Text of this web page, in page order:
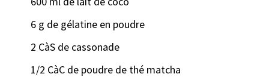
6 g de gélatine en poudre
2 CàS de cassonade
1/2 CàC de poudre de thé matcha